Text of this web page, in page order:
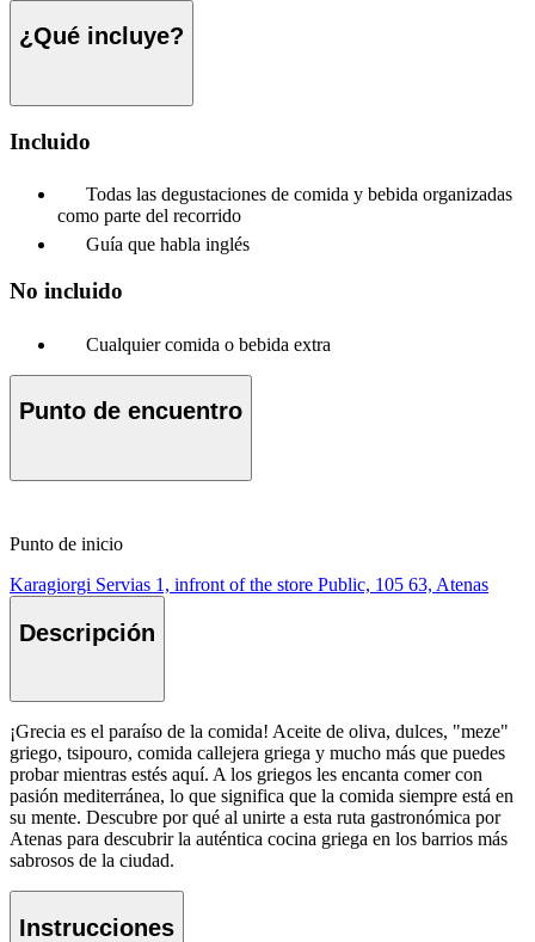
¿Qué incluye?
Incluido
Todas las degustaciones de comida y bebida organizadas
como parte del recorrido
Guía que habla inglés
No incluido
Cualquier comida o bebida extra
Punto de encuentro
Punto de inicio
Karagiorgi Servias 1, infront of the store Public, 105 63, Atenas
Descripción
¡Grecia es el paraíso de la comida! Aceite de oliva, dulces, "meze"
griego, tsipouro, comida callejera griega y mucho más que puedes
probar mientras estés aquí. A los griegos les encanta comer con
pasión mediterránea, lo que significa que la comida siempre está en
su mente. Descubre por qué al unirte a esta ruta gastronómica por
Atenas para descubrir la auténtica cocina griega en los barrios más
sabrosos de la ciudad.
Instrucciones